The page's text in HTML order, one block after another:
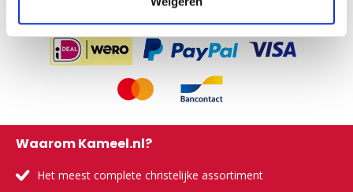
Waarom Kameel.nl?
Het meest complete christelijke assortiment